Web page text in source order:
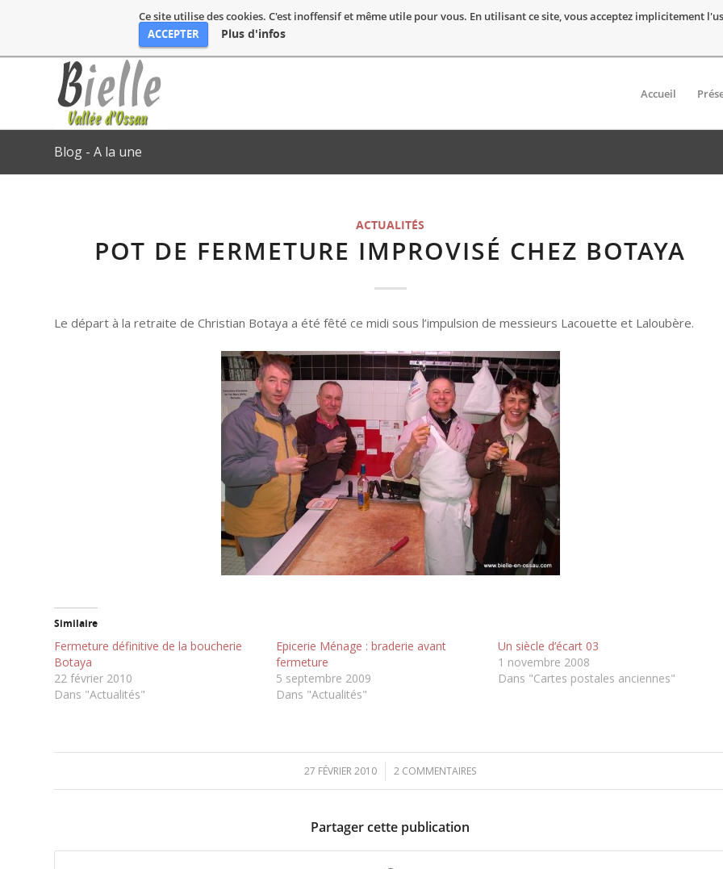
Ce site utilise des cookies. C'est inoffensif et même utile pour vous. En utilisant ce site, vous acceptez implicitement
ACCEPTER
Plus d'infos
Accueil
Blog - A la une
ACTUALITÉS
POT DE FERMETURE IMPROVISÉ CHEZ BOTAYA
Le départ à la retraite de Christian Botaya a été fêté ce midi sous l’impulsion de messieurs Lacouette et Laloubère.
Similaire
Fermeture définitive de la boucherie
Botaya
22 février 2010
Dans "Actualités"
Epicerie Ménage : braderie avant
fermeture
5 septembre 2009
Dans "Actualités"
Un siècle d’écart 03
1 novembre 2008
Dans "Cartes postales anciennes"
27 FÉVRIER 2010
/ 2 COMMENTAIRES
Partager cette publication